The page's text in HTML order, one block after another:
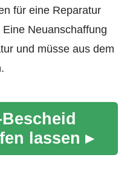
für eine Reparatur
Neuanschaffung
und müsse aus dem
lassen ▸